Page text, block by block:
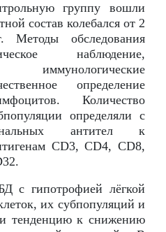
группу вошли
состав колебался от 2
обследования
наблюдение,
определение
Количество
определяли с
антител к
СD3, CD4, CD8,
с гипотрофией лёгкой
их субпопуляций и
тенденцию к снижению